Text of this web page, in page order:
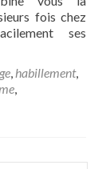
fois chez
ses
, habillement,
,